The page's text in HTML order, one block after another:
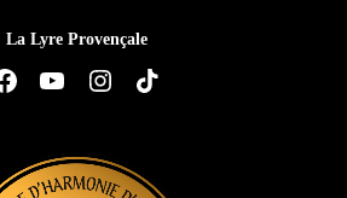
La Lyre Provençale
Élément
de
Élément
de
Élément
de